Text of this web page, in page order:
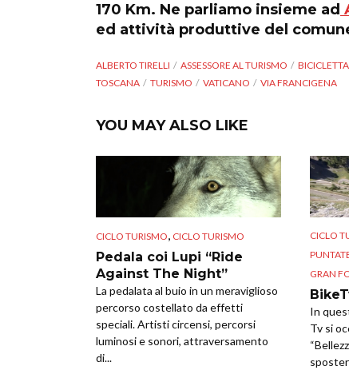
170 Km. Ne parliamo insieme ad
ed attività produttive del
ALBERTO TIRELLI ASSESSORE AL TURISMO BICICLETTA
TOSCANA
TURISMO VATICANO VIA FRANCIGENA
YOU MAY ALSO LIKE
CICLO TURISMO, CICLO TURISMO
Pedala coi Lupi “Ride
Against The Night”
La pedalata al buio in un meraviglioso
percorso costellato da effetti
speciali. Artisti circensi, percorsi
luminosi e sonori, attraversamento
di...
CICLO
GRAN
In
Tv si